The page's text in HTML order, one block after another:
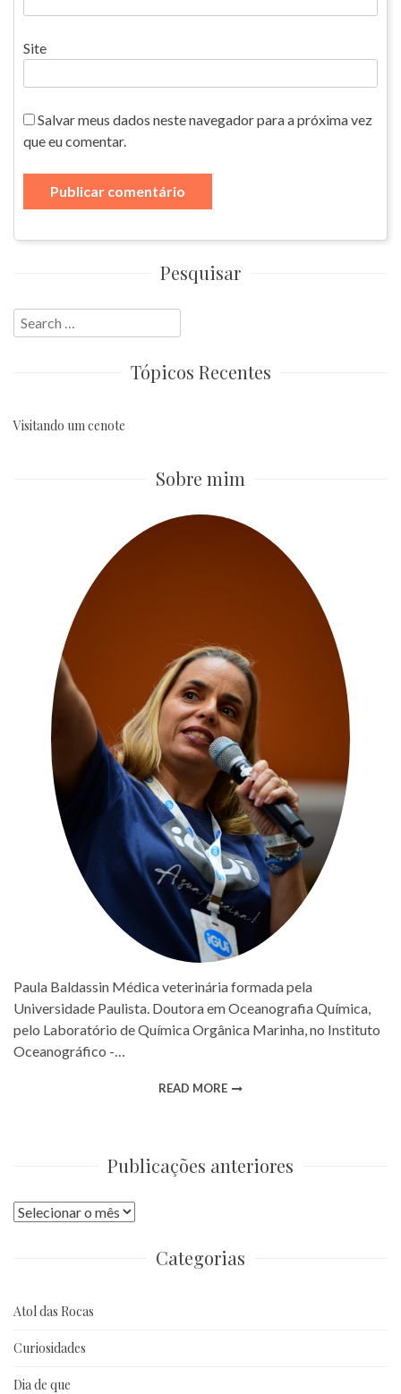
Site
Salvar meus dados neste navegador para a próxima vez
que eu comentar.
Pesquisar
Search
for:
Tópicos Recentes
Visitando um cenote
Sobre mim
Paula Baldassin Médica veterinária formada pela
Universidade Paulista. Doutora em Oceanografia Química,
pelo Laboratório de Química Orgânica Marinha, no Instituto
Oceanográfico -…
READ MORE
Publicações anteriores
Publicações
Categorias
Atol das Rocas
Curiosidades
Dia de que